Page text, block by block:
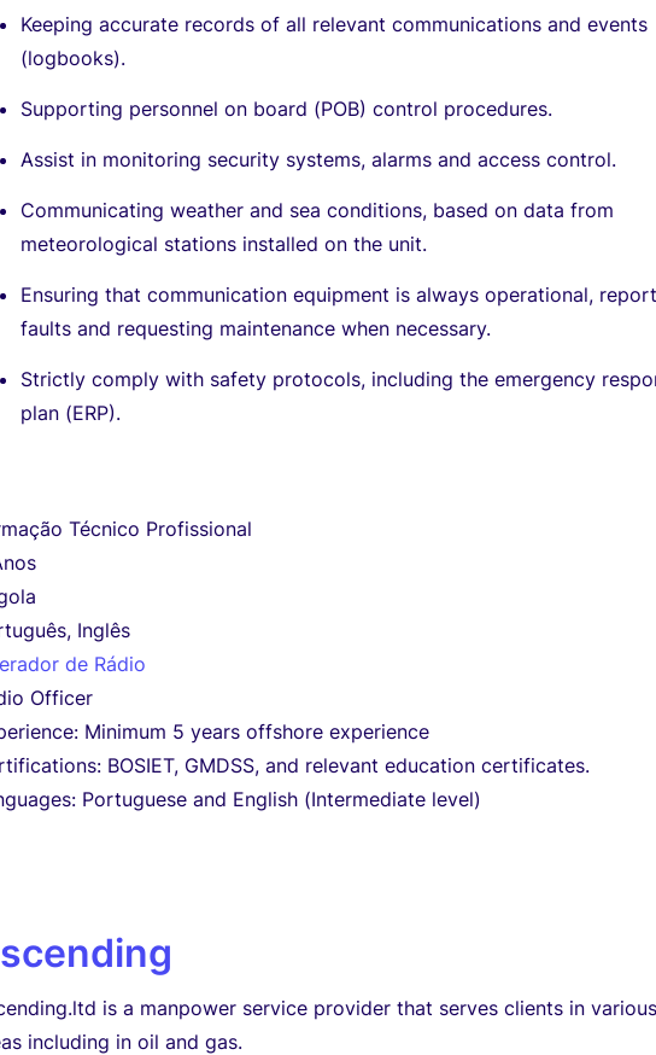
Keeping accurate records of all relevant communications and events
(logbooks).
Supporting personnel on board (POB) control procedures.
Assist in monitoring security systems, alarms and access control.
Communicating weather and sea conditions, based on data from
meteorological stations installed on the unit.
Ensuring that communication equipment is always operational,
faults and requesting maintenance when necessary.
Strictly comply with safety protocols, including the emergency
plan (ERP).
Técnico Profissional
Inglês
de Rádio
Officer
Minimum 5 years offshore experience
BOSIET, GMDSS, and relevant education certificates.
Portuguese and English (Intermediate level)
is a manpower service provider that serves clients in
including in oil and gas.